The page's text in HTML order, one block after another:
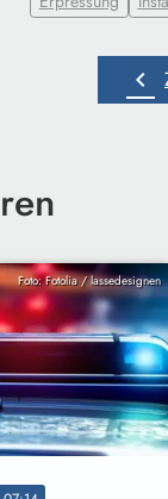
chevron_left
Foto: Fotolia / lassedesignen